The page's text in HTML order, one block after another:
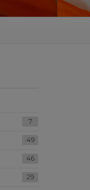
7
49
46
29